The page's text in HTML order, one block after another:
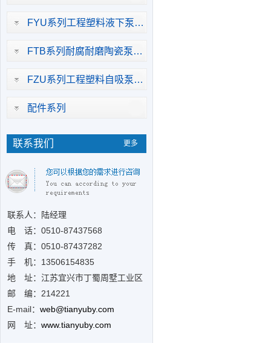
FYU系列工程塑料液下泵…
FTB系列耐腐耐磨陶瓷泵…
FZU系列工程塑料自吸泵…
配件系列
联系我们 更多
联系人：陆经理
电 话：0510-87437568
传 真：0510-87437282
手 机：13506154835
地 址：江苏宜兴市丁蜀周墅工业区
邮 编：214221
E-mail： web@tianyuby.com
网 址： www.tianyuby.com